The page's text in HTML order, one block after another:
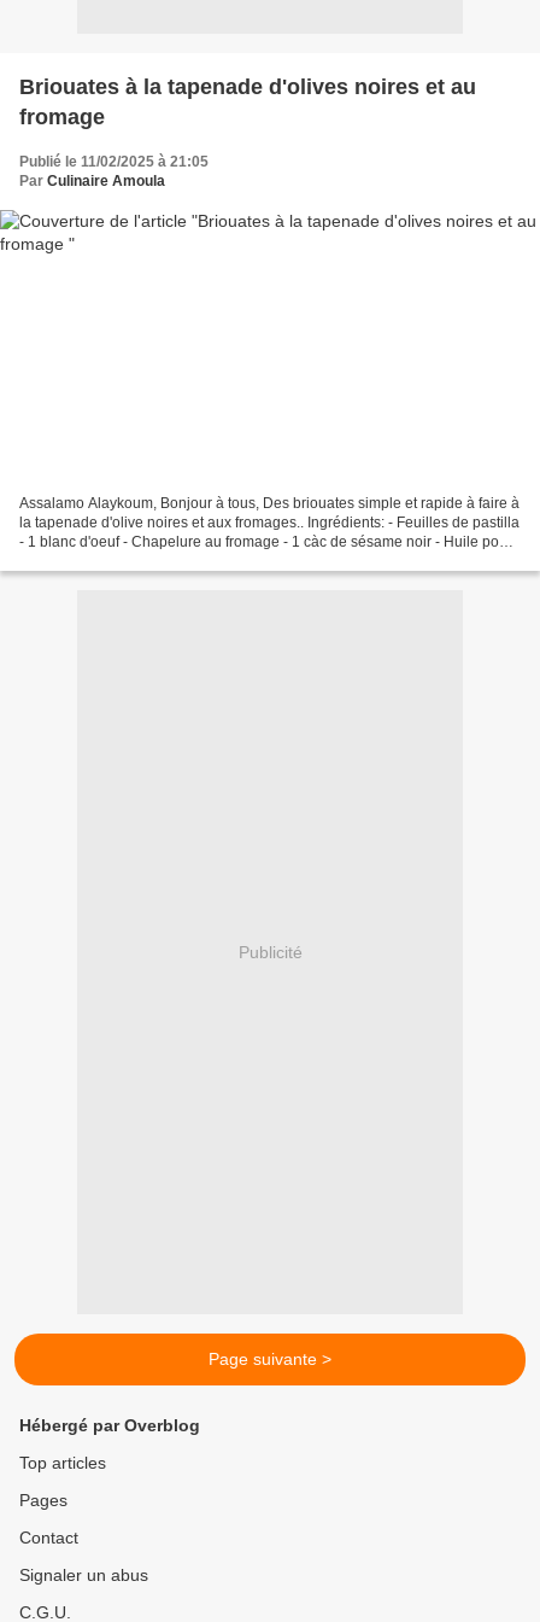
Briouates à la tapenade d'olives noires et au
fromage
Publié le 11/02/2025 à 21:05
Par Culinaire Amoula
Assalamo Alaykoum, Bonjour à tous, Des briouates simple et rapide à faire à
la tapenade d'olive noires et aux fromages.. Ingrédients: - Feuilles de pastilla
- 1 blanc d'oeuf - Chapelure au fromage - 1 càc de sésame noir - Huile pour
Publicité
Page suivante >
Hébergé par Overblog
Top articles
Pages
Contact
Signaler un abus
C.G.U.